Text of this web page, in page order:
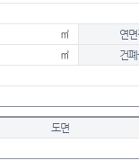
㎡
연
㎡
건
도면